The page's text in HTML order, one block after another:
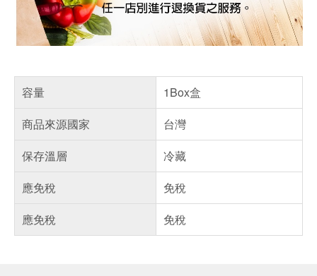
容量
1Box盒
商品來源國家
台灣
保存溫層
冷藏
應免稅
免稅
應免稅
免稅